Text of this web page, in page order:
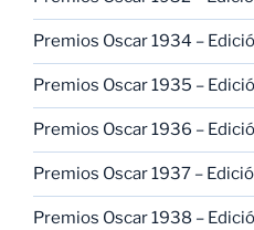
Premios Oscar 1934 –
Premios Oscar 1935 –
Premios Oscar 1936 –
Premios Oscar 1937 –
Premios Oscar 1938 –